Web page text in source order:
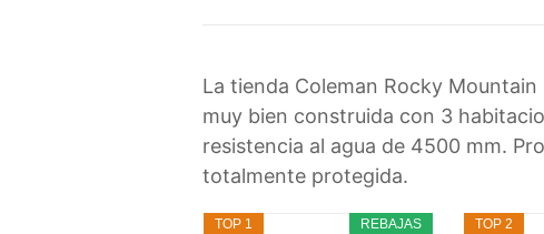
La tienda Coleman Rocky
muy bien construida con 3
resistencia al agua de 4500 mm.
totalmente protegida.
REBAJAS
TOP 1 TOP 2